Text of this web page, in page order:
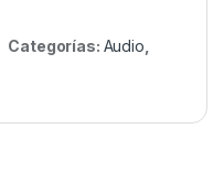
Categorías: Audio